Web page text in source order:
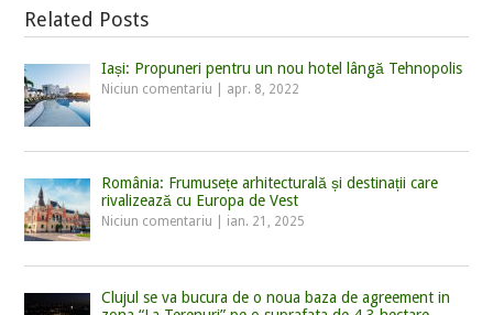
Related Posts
Iași: Propuneri pentru un nou hotel lângă Tehnopolis
Niciun comentariu apr. 8, 2022
România: Frumusețe arhitecturală și destinații care
rivalizează cu Europa de Vest
Niciun comentariu ian. 21, 2025
Clujul se va bucura de o noua baza de agreement in